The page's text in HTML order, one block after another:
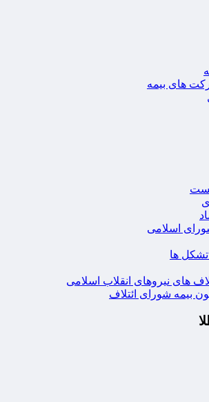
های بیمه
اسلامی
تشکل ها
های نیروهای انقلاب اسلامی
بیمه شورای ائتلاف